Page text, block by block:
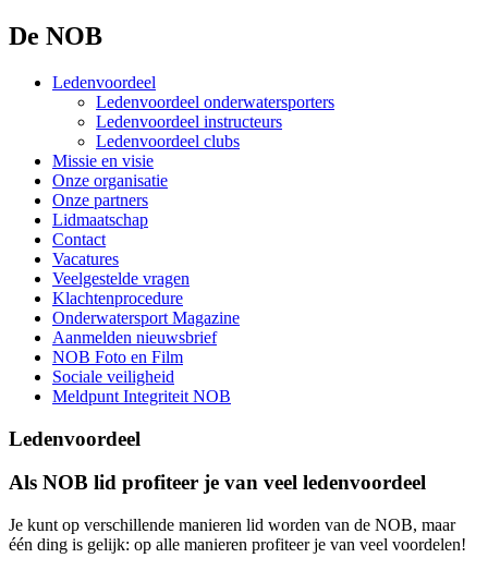
De NOB
Ledenvoordeel
Ledenvoordeel onderwatersporters
Ledenvoordeel instructeurs
Ledenvoordeel clubs
Missie en visie
Onze organisatie
Onze partners
Lidmaatschap
Contact
Vacatures
Veelgestelde vragen
Klachtenprocedure
Onderwatersport Magazine
Aanmelden nieuwsbrief
NOB Foto en Film
Sociale veiligheid
Meldpunt Integriteit NOB
Ledenvoordeel
Als NOB lid profiteer je van veel ledenvoordeel
Je kunt op verschillende manieren lid worden van de NOB, maar
één ding is gelijk: op alle manieren profiteer je van veel voordelen!